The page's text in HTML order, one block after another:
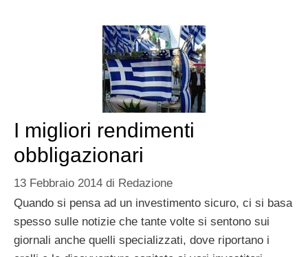
I migliori rendimenti
obbligazionari
13 Febbraio 2014 di Redazione
Quando si pensa ad un investimento sicuro, ci si basa
spesso sulle notizie che tante volte si sentono sui
giornali anche quelli specializzati, dove riportano i